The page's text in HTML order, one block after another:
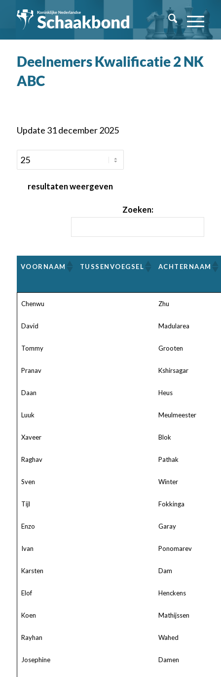
Deelnemers Kwalificatie 2 NK
ABC
Update 31 december 2025
resultaten weergeven
Zoeken:
VOORNAAM TUSSENVOEGSEL ACHTERNAAM
Chenwu Zhu
David Madularea
Tommy Grooten
Pranav Kshirsagar
Daan Heus
Luuk Meulmeester
Xaveer Blok
Raghav Pathak
Sven Winter
Tijl Fokkinga
Enzo Garay
Ivan Ponomarev
Karsten Dam
Elof Henckens
Koen Mathijssen
Rayhan Wahed
Josephine Damen